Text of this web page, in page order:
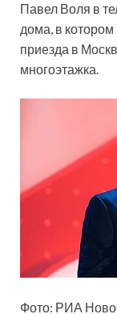
Павел Воля в
дома, в
приезда в
многоэтажка.
Фото: РИА